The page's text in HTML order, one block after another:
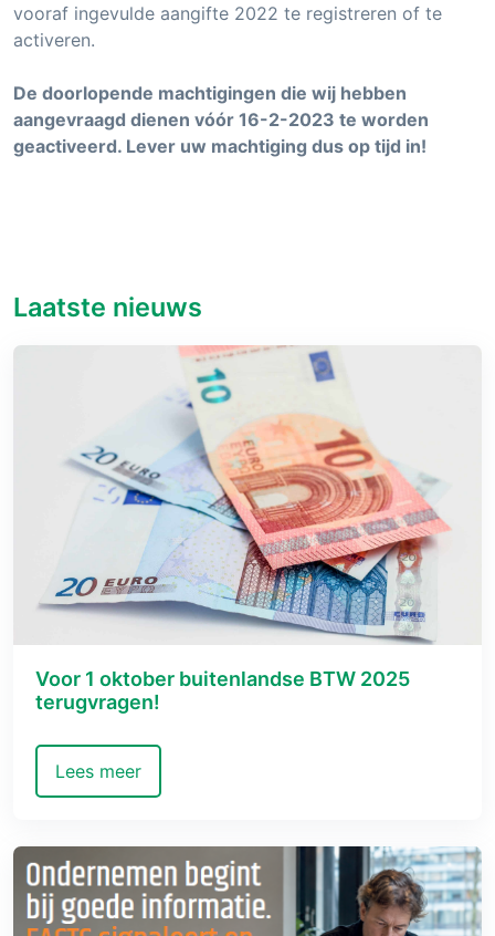
vooraf ingevulde aangifte 2022 te registreren of te
activeren.
De doorlopende machtigingen die wij hebben
aangevraagd dienen vóór 16-2-2023 te worden
geactiveerd. Lever uw machtiging dus op tijd in!
Laatste nieuws
Voor 1 oktober buitenlandse BTW 2025
terugvragen!
Lees meer